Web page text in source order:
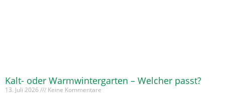
Kalt- oder Warmwintergarten – Welcher passt?
13. Juli 2026 Keine Kommentare